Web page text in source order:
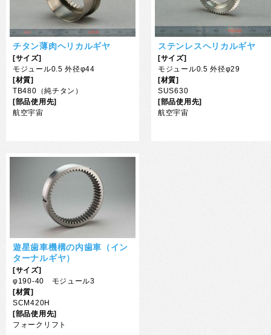
チタン薄肉ヘリカルギヤ
[サイズ]
モジュール0.5 外径φ44
[材質]
TB480（純チタン）
[部品使用先]
航空宇宙
ステンレスヘリカルギヤ
[サイズ]
モジュール0.5 外径φ29
[材質]
SUS630
[部品使用先]
航空宇宙
遊星歯車機構の内歯車（イン
ターナルギヤ）
[サイズ]
φ190-40 モジュール3
[材質]
SCM420H
[部品使用先]
フォークリフト